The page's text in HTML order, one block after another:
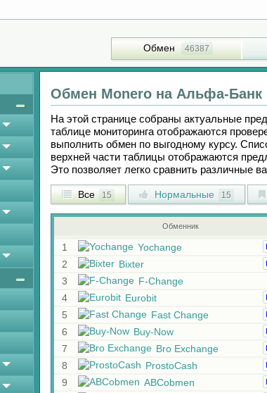
Обмен 46387
Обмен Moneroна Альфа-Банк
На этой странице собраны актуальные
таблице мониторинга отображаются
выполнить обмен по выгодному курсу.
верхней части таблицы отображаются
Это позволяет легко сравнить различные
Все 15 Нормальные 15
Обменник
1 Yochange
2 Bixter
3 F-Change
4 Eurobit
5 Fast Change
6 Buy-Now
7 Bro Exchange
8 ProstoCash
9 ABCobmen